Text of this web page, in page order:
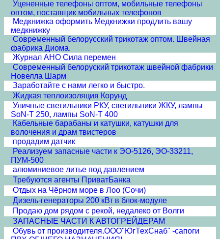
Уцененные телефоны оптом, мобильные телефоны
оптом, поставщик мобильных телефонов
Медкнижка оформить Медкнижки продлить вашу
медкнижку
Современный белорусский трикотаж оптом. Швейная
фабрика Диома.
Журнал АНО Сила перемен
Современный белоруский трикотаж швейной фабрики
Новелла Шарм
Заработайте с нами легко и быстро.
Жидкая теплоизоляция Корунд
Уличные светильники РКУ, светильники ЖКУ, лампы
SoN-T 250, лампы SoN-T 400
Кабельные барабаны и катушки, катушки для
волочения и драм твистеров
продадим датчик
Реализуем запасные части к ЭО-5126, ЭО-33211,
ПУМ-500
алюминиевое литье под давлением
Требуются агенты ПриватБанка
Отдых на Чёрном море в Лоо (Сочи)
Дизель-генераторы 200 кВт в блок-модуле
Продаю дом рядом с рекой, недалеко от Волги
ЗАПАСНЫЕ ЧАСТИ К АВТОГРЕЙДЕРАМ
Обувь от производителя.ООО"ЮгТехСнаб" -сапоги